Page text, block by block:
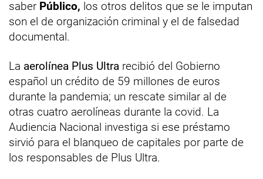
saber Público, los otros delitos que se le imputan
son el de organización criminal y el de falsedad
documental.
La aerolínea Plus Ultra recibió del Gobierno
español un crédito de 59 millones de euros
durante la pandemia; un rescate similar al de
otras cuatro aerolíneas durante la covid. La
Audiencia Nacional investiga si ese préstamo
sirvió para el blanqueo de capitales por parte de
los responsables de Plus Ultra.